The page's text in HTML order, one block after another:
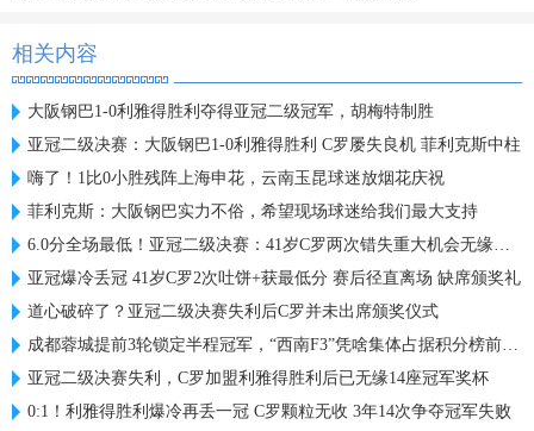
相关内容
大阪钢巴1-0利雅得胜利夺得亚冠二级冠军，胡梅特制胜
亚冠二级决赛：大阪钢巴1-0利雅得胜利 C罗屡失良机 菲利克斯中柱
嗨了！1比0小胜残阵上海申花，云南玉昆球迷放烟花庆祝
菲利克斯：大阪钢巴实力不俗，希望现场球迷给我们最大支持
6.0分全场最低！亚冠二级决赛：41岁C罗两次错失重大机会无缘首冠
亚冠爆冷丢冠 41岁C罗2次吐饼+获最低分 赛后径直离场 缺席颁奖礼
道心破碎了？亚冠二级决赛失利后C罗并未出席颁奖仪式
成都蓉城提前3轮锁定半程冠军，“西南F3”凭啥集体占据积分榜前三？
亚冠二级决赛失利，C罗加盟利雅得胜利后已无缘14座冠军奖杯
0:1！利雅得胜利爆冷再丢一冠 C罗颗粒无收 3年14次争夺冠军失败